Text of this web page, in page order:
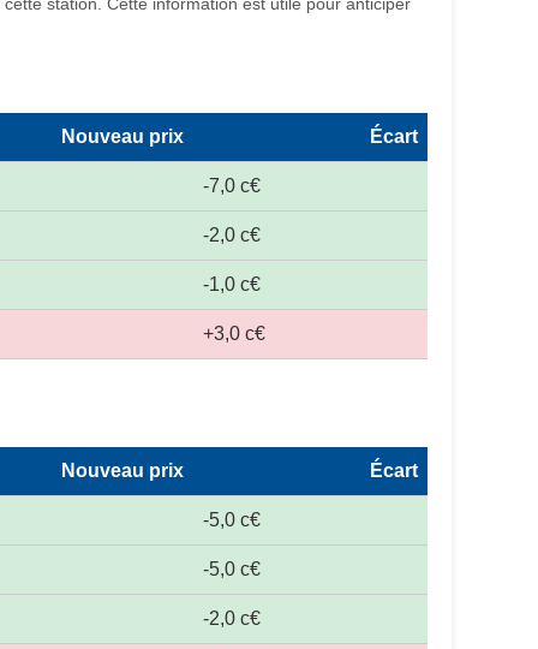
Nouveau prix Écart
-7,0 c€
-2,0 c€
-1,0 c€
+3,0 c€
Nouveau prix Écart
-5,0 c€
-5,0 c€
-2,0 c€